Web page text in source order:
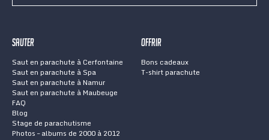
Sauter
Saut en parachute à Cerfontaine
Saut en parachute à Spa
Saut en parachute à Namur
Saut en parachute à Maubeuge
FAQ
Blog
Stage de parachutisme
Photos – albums de 2000 à 2012
Offrir
Bons cadeaux
T-shirt parachute